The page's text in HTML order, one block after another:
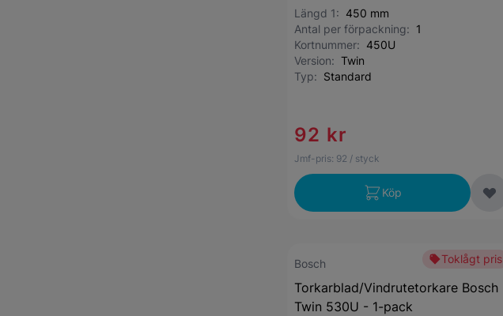
Längd 1: 450 mm
Antal per förpackning: 1
Kortnummer: 450U
Version: Twin
Typ: Standard
92 kr
Jmf-pris: 92 / styck
Köp
Toklågt pris
Bosch
Torkarblad/Vindrutetorkare Bosch
Twin 530U - 1-pack